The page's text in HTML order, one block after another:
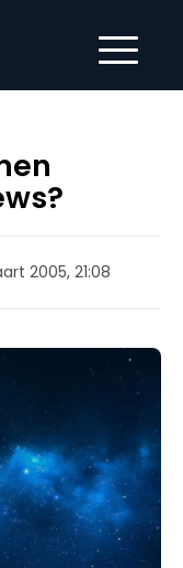
2005, 21:08